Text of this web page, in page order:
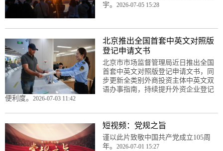
宇。 2026-07-05 15:28
北京推出全国首套中英文对照版
登记申请文书
北京市市场监督管理局近日推出全国
首套中英文对照版登记申请文书，同
步更新全类别外商投资主体中英文双
语办事指南，持续提升外资企业登记
便利度。 2026-07-03 11:42
短视频：党规之旨
谨以此片致敬中国共产党成立105周
年。 2026-07-01 15:27